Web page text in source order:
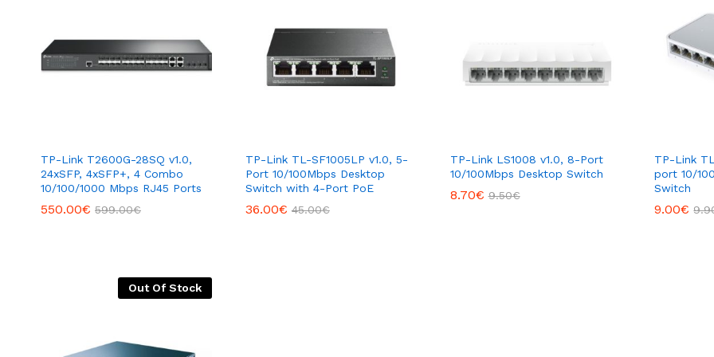
TP-Link T2600G-28SQ v1.0,
24xSFP, 4xSFP+, 4 Combo
10/100/1000 Mbps RJ45 Ports
550.00€ 599.00€
TP-Link TL-SF1005LP v1.0, 5-
Port 10/100Mbps Desktop
Switch with 4-Port PoE
36.00€ 45.00€
TP-Link LS1008 v1.0, 8-Port
10/100Mbps Desktop Switch
8.70€ 9.50€
TP-Link
port 10/
Switch
9.00€
Out Of Stock